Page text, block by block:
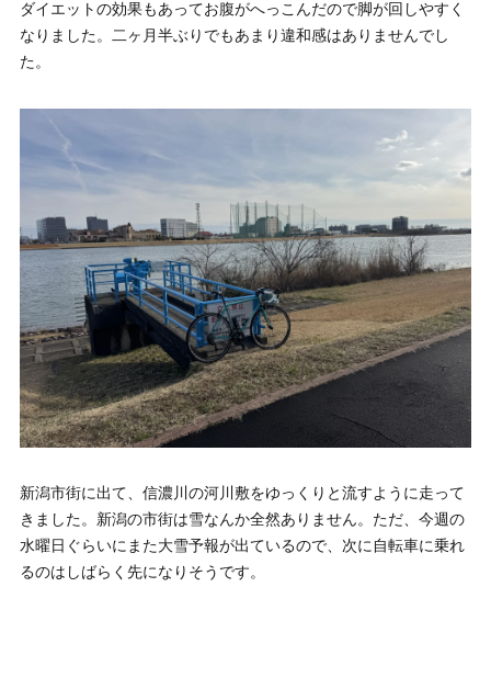
ダイエットの効果もあってお腹がへっこんだので脚が回しやすく
なりました。二ヶ月半ぶりでもあまり違和感はありませんでし
た。
新潟市街に出て、信濃川の河川敷をゆっくりと流すように走って
きました。新潟の市街は雪なんか全然ありません。ただ、今週の
水曜日ぐらいにまた大雪予報が出ているので、次に自転車に乗れ
るのはしばらく先になりそうです。